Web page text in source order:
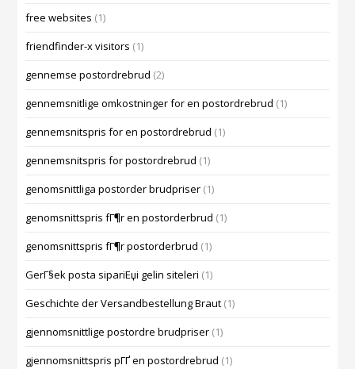
free websites (1)
friendfinder-x visitors (1)
gennemse postordrebrud (2)
gennemsnitlige omkostninger for en postordrebrud (1)
gennemsnitspris for en postordrebrud (1)
gennemsnitspris for postordrebrud (1)
genomsnittliga postorder brudpriser (1)
genomsnittspris fГ¶r en postorderbrud (1)
genomsnittspris fГ¶r postorderbrud (1)
GerГ§ek posta sipariЕџi gelin siteleri (1)
Geschichte der Versandbestellung Braut (1)
gjennomsnittlige postordre brudpriser (1)
gjennomsnittspris pГҐ en postordrebrud (1)